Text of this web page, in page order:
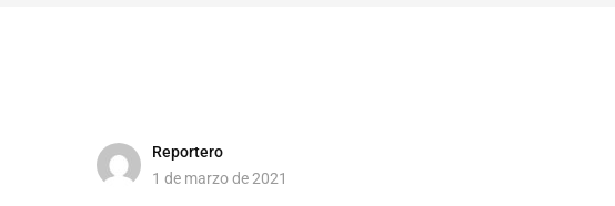
Reportero
1 de marzo de 2021